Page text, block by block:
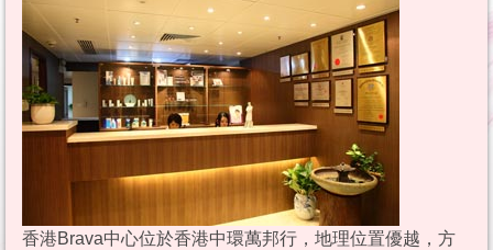
香港Brava中心位於香港中環萬邦行，地理位置優越，方